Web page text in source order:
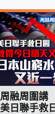
周融周圍講
美日聯手救